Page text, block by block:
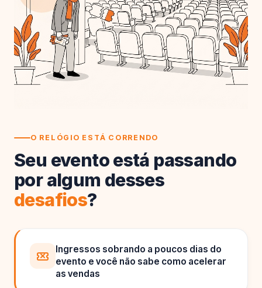
O RELÓGIO ESTÁ CORRENDO
Seu evento está passando
por algum desses
desafios?
Ingressos sobrando a poucos dias do
evento e você não sabe como acelerar
as vendas